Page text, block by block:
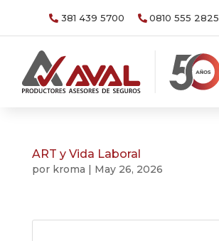
381 439 5700 0810 555 2825
ART y Vida Laboral
por kroma | May 26, 2026